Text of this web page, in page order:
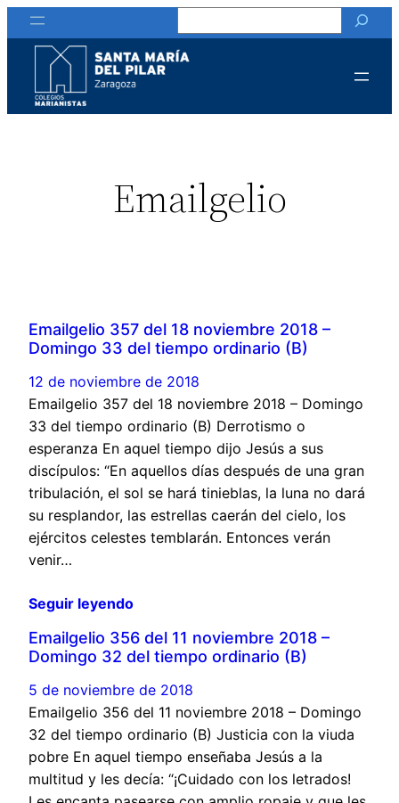
Emailgelio
Emailgelio 357 del 18 noviembre 2018 –
Domingo 33 del tiempo ordinario (B)
12 de noviembre de 2018
Emailgelio 357 del 18 noviembre 2018 – Domingo
33 del tiempo ordinario (B) Derrotismo o
esperanza En aquel tiempo dijo Jesús a sus
discípulos: “En aquellos días después de una gran
tribulación, el sol se hará tinieblas, la luna no dará
su resplandor, las estrellas caerán del cielo, los
ejércitos celestes temblarán. Entonces verán
venir…
Seguir leyendo
Emailgelio 356 del 11 noviembre 2018 –
Domingo 32 del tiempo ordinario (B)
5 de noviembre de 2018
Emailgelio 356 del 11 noviembre 2018 – Domingo
32 del tiempo ordinario (B) Justicia con la viuda
pobre En aquel tiempo enseñaba Jesús a la
multitud y les decía: “¡Cuidado con los letrados!